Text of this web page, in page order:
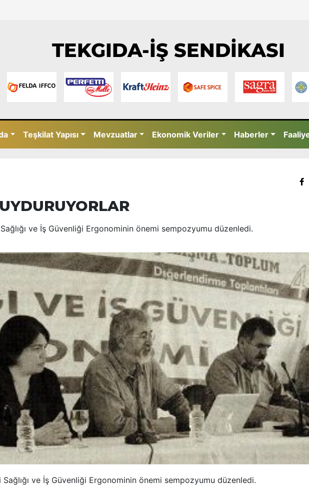
TEKGIDA-İŞ SENDİKASI
Teşkilat Yapısı Mevzuatlar Ekonomik Veriler Haberler
ve İş Güvenliği Ergonominin önemi sempozyumu düzenledi.
ve İş Güvenliği Ergonominin önemi sempozyumu düzenledi.